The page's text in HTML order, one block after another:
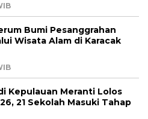
Bumi Pesanggrahan
Wisata Alam di Karacak
Kepulauan Meranti Lolos
21 Sekolah Masuki Tahap